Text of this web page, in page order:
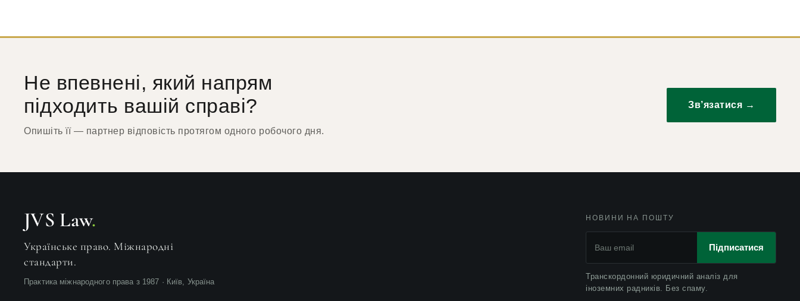
Не впевнені, який напрям
підходить вашій справі?
Опишіть її — партнер відповість протягом одного робочого дня.
Зв’язатися →
JVS Law.
Українське право. Міжнародні
стандарти.
Практика міжнародного права з 1987 · Київ, Україна
НОВИНИ НА ПОШТУ
Підписатися
Транскордонний юридичний аналіз для
іноземних радників. Без спаму.